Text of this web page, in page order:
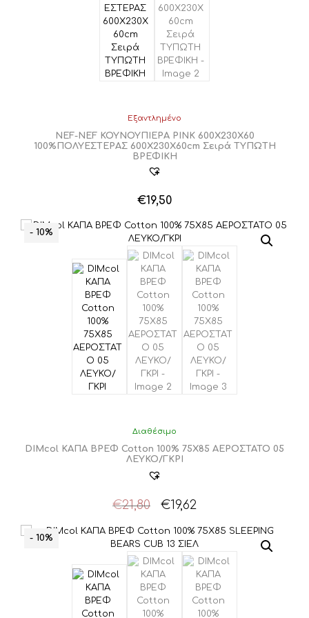
Εξαντλημένο
NEF-NEF ΚΟΥΝΟΥΠΙΕΡΑ PINK 600Χ230Χ60
100%ΠΟΛΥΕΣΤΕΡΑΣ 600Χ230Χ60cm Σειρά ΤΥΠΩΤΗ
ΒΡΕΦΙΚΗ
€19,50
- 10%
Διαθέσιμο
DIMcol ΚΑΠΑ ΒΡΕΦ Cotton 100% 75X85 ΑΕΡΟΣΤΑΤΟ 05
ΛΕΥΚΟ/ΓΚΡΙ
€21,80
Original
was:
€21,80.
€19,62
τιμή
€19,62.
- 10%